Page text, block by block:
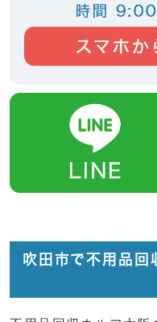
吹田市で不用品回